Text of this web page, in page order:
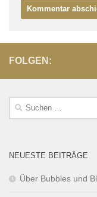
FOLGEN:
NEUESTE BEITRÄGE
Über Bubbles und